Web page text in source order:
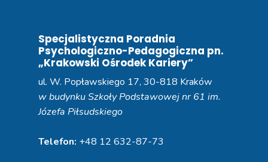
Specjalistyczna Poradnia
Psychologiczno-Pedagogiczna pn.
„Krakowski Ośrodek Kariery”
ul. W. Popławskiego 17, 30-818 Kraków
w budynku Szkoły Podstawowej nr 61 im.
Józefa Piłsudskiego
Telefon: +48 12 632-87-73